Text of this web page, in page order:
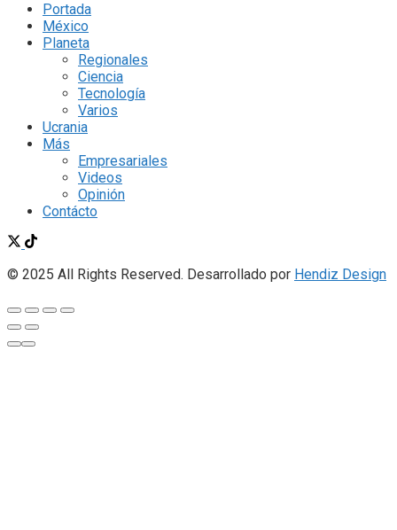
Portada
México
Planeta
Regionales
Ciencia
Tecnología
Varios
Ucrania
Más
Empresariales
Videos
Opinión
Contácto
© 2025 All Rights Reserved. Desarrollado por Hendiz Design